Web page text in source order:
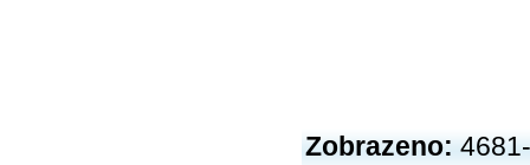
Zobrazeno: